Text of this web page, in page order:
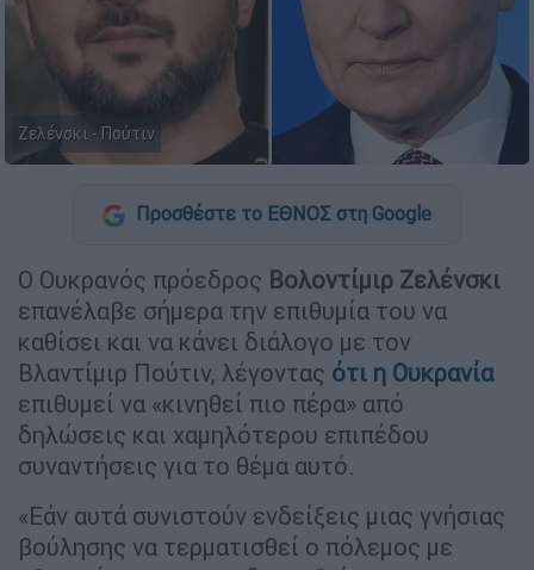
Ζελένσκι - Πούτιν
Προσθέστε το ΕΘΝΟΣ στη Google
Ο Ουκρανός πρόεδρος Βολοντίμιρ Ζελένσκι
επανέλαβε σήμερα την επιθυμία του να
καθίσει και να κάνει διάλογο με τον
Βλαντίμιρ Πούτιν, λέγοντας ότι η Ουκρανία
επιθυμεί να «κινηθεί πιο πέρα» από
δηλώσεις και χαμηλότερου επιπέδου
συναντήσεις για το θέμα αυτό.
«Εάν αυτά συνιστούν ενδείξεις μιας γνήσιας
βούλησης να τερματισθεί ο πόλεμος με